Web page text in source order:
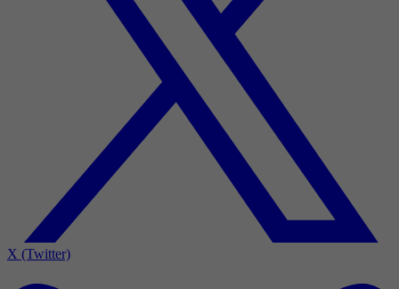
X (Twitter)